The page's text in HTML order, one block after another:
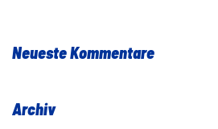
Neueste Kommentare
Archiv